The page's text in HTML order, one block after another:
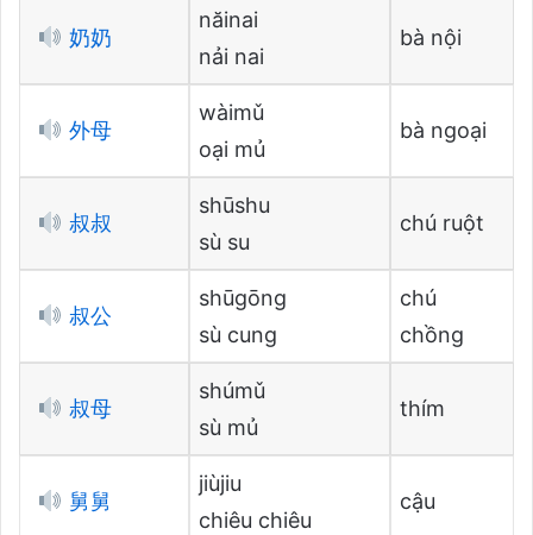
奶奶
năinai
nải nai
bà nội
外母
wàimǔ
oại mủ
bà ngoại
叔叔
shūshu
sù su
chú ruột
叔公
shūgōng
sù cung
chú
chồng
叔母
shúmǔ
sù mủ
thím
舅舅
jiùjiu
chiêu chiêu
cậu